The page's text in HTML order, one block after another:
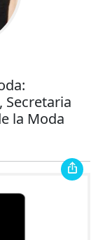
Secretaria
la Moda